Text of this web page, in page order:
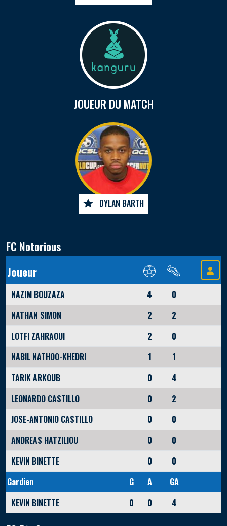
JOUEUR DU MATCH
DYLAN BARTH
FC Notorious
Joueur
NAZIM BOUZAZA 4
0
NATHAN SIMON
2
2
LOTFI ZAHRAOUI
2
0
NABIL NATHOO-KHEDRI
1
1
TARIK ARKOUB
0
4
LEONARDO CASTILLO
0
2
JOSE-ANTONIO CASTILLO
0
0
ANDREAS HATZILIOU
0
0
KEVIN BINETTE
0
0
Gardien
G A
GA
KEVIN BINETTE
0 0 4